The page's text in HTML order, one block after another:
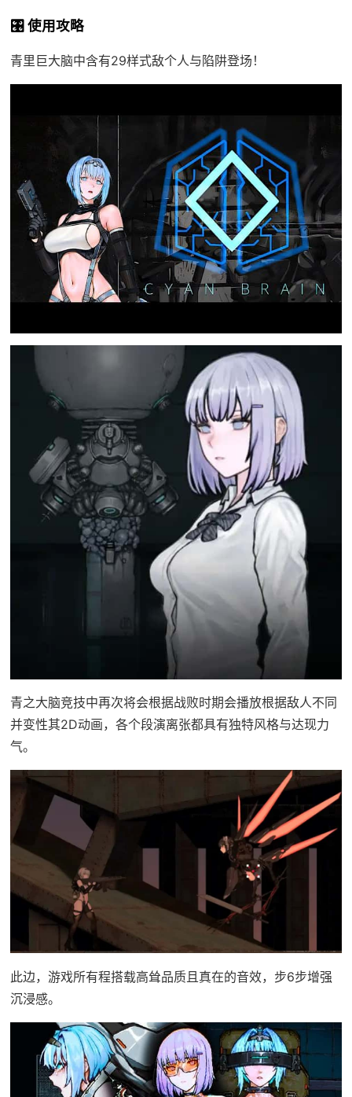
🎛️ 使用攻略
青里巨大脑中含有29样式敌个人与陷阱登场！
青之大脑竞技中再次将会根据战败时期会播放根据敌人不同
并变性其2D动画，各个段演离张都具有独特风格与达现力
气。
此边，游戏所有程搭载高耸品质且真在的音效，步6步增强
沉浸感。